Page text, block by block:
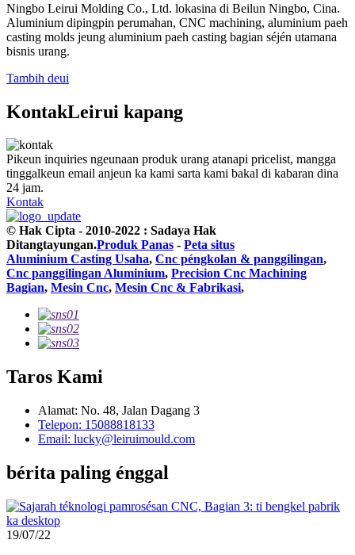
Ningbo Leirui Molding Co., Ltd. lokasina di Beilun Ningbo, Cina.
Aluminium dipingpin perumahan, CNC machining, aluminium paeh
casting molds jeung aluminium paeh casting bagian séjén utamana
bisnis urang.
Tambih deui
KontakLeirui kapang
Pikeun inquiries ngeunaan produk urang atanapi pricelist, mangga
tinggalkeun email anjeun ka kami sarta kami bakal di kabaran dina
24 jam.
Kontak
© Hak Cipta - 2010-2022 : Sadaya Hak
Ditangtayungan.Produk Panas - Peta situs
Aluminium Casting Usaha, Cnc péngkolan & panggilingan,
Cnc panggilingan Aluminium, Precision Cnc Machining
Bagian, Mesin Cnc, Mesin Cnc & Fabrikasi,
Taros Kami
Alamat: No. 48, Jalan Dagang 3
Telepon: 15088818133
Email: lucky@leiruimould.com
bérita paling énggal
19/07/22